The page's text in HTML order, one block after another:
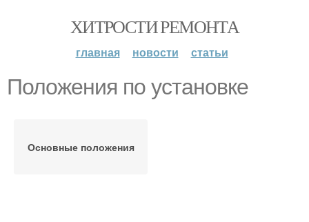
ХИТРОСТИ РЕМОНТА
главная новости статьи
Положения по установке
Основные положения